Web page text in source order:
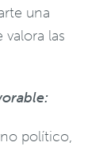
una
las
político,